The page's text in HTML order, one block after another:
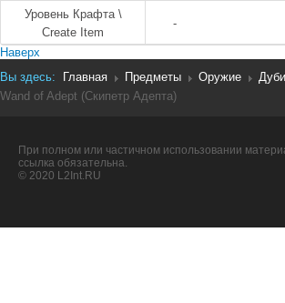
Уровень Крафта \
Create Item
-
Наверх
Вы здесь:
Главная Предметы Оружие
Wand of Adept (Скипетр Адепта)
При полном или частичном использовании
ссылка обязательна.
© 2020 L2Int.RU